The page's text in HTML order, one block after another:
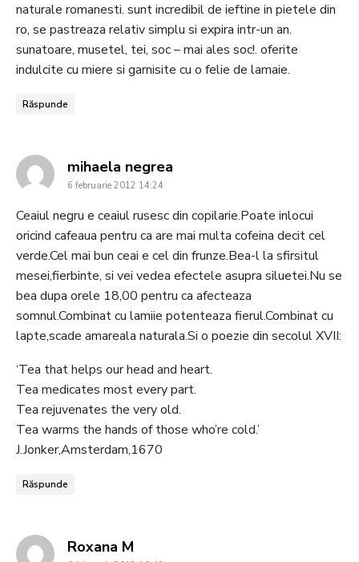
naturale romanesti. sunt incredibil de ieftine in pietele din
ro, se pastreaza relativ simplu si expira intr-un an.
sunatoare, musetel, tei, soc – mai ales soc!. oferite
indulcite cu miere si garnisite cu o felie de lamaie.
Răspunde
mihaela negrea
6 februarie 2012 14:24
Ceaiul negru e ceaiul rusesc din copilarie.Poate inlocui
oricind cafeaua pentru ca are mai multa cofeina decit cel
verde.Cel mai bun ceai e cel din frunze.Bea-l la sfirsitul
mesei,fierbinte, si vei vedea efectele asupra siluetei.Nu se
bea dupa orele 18,00 pentru ca afecteaza
somnul.Combinat cu lamiie potenteaza fierul.Combinat cu
lapte,scade amareala naturala.Si o poezie din secolul XVII:
‘Tea that helps our head and heart.
Tea medicates most every part.
Tea rejuvenates the very old.
Tea warms the hands of those who’re cold.’
J.Jonker,Amsterdam,1670
Răspunde
Roxana M